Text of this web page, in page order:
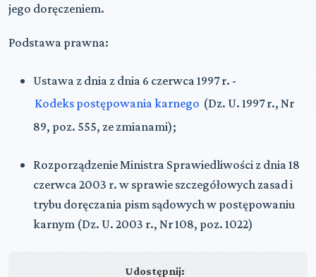
jego doręczeniem.
Podstawa prawna:
Ustawa z dnia z dnia 6 czerwca 1997 r. -
Kodeks postępowania karnego (Dz. U. 1997 r., Nr
89, poz. 555, ze zmianami);
Rozporządzenie Ministra Sprawiedliwości z dnia 18
czerwca 2003 r. w sprawie szczegółowych zasad i
trybu doręczania pism sądowych w postępowaniu
karnym (Dz. U. 2003 r., Nr 108, poz. 1022)
Udostępnij: